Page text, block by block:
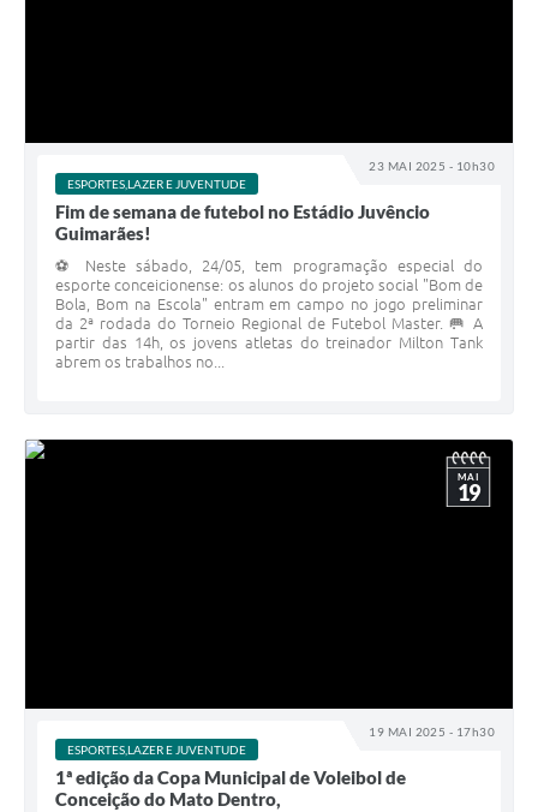
23 MAI 2025 - 10h30
ESPORTES,LAZER E JUVENTUDE
Fim de semana de futebol no Estádio Juvêncio
Guimarães!
⚽ Neste sábado, 24/05, tem programação especial do
esporte conceicionense: os alunos do projeto social "Bom de
Bola, Bom na Escola" entram em campo no jogo preliminar
da 2ª rodada do Torneio Regional de Futebol Master. 🥅 A
partir das 14h, os jovens atletas do treinador Milton Tank
abrem os trabalhos no...
19 MAI 2025 - 17h30
MAI
19
ESPORTES,LAZER E JUVENTUDE
1ª edição da Copa Municipal de Voleibol de
Conceição do Mato Dentro,